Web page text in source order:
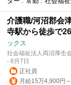
介護職/河沼郡会
寺駅から徒歩で
ックス
社会福祉法人両沼厚生
- 8月7日
正社員
月給15万4,900円